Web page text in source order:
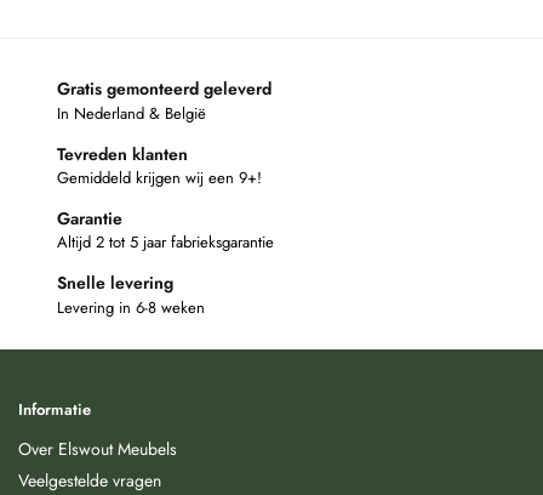
Gratis gemonteerd geleverd
In Nederland & België
Tevreden klanten
Gemiddeld krijgen wij een 9+!
Garantie
Altijd 2 tot 5 jaar fabrieksgarantie
Snelle levering
Levering in 6-8 weken
Informatie
Over Elswout Meubels
Veelgestelde vragen